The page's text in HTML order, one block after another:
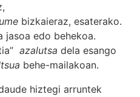
bizkaieraz, esaterako.
jasoa edo behekoa.
azalutsa dela esango
behe-mailakoan.
hiztegi arruntek